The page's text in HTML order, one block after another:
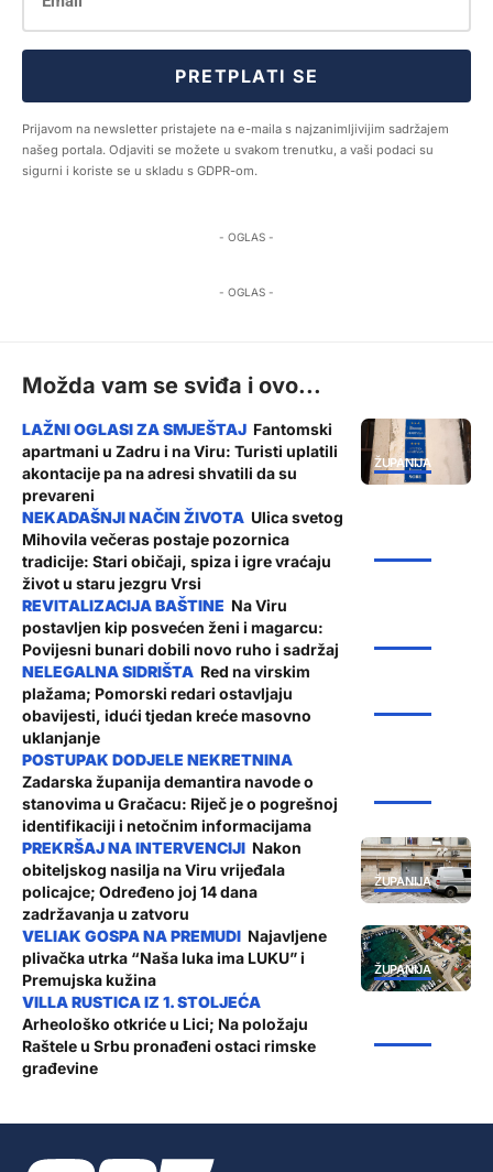
PRETPLATI SE
Prijavom na newsletter pristajete na e-maila s najzanimljivijim sadržajem
našeg portala. Odjaviti se možete u svakom trenutku, a vaši podaci su
sigurni i koriste se u skladu s GDPR-om.
- OGLAS -
- OGLAS -
Možda vam se sviđa i ovo...
ŽUPANIJA
Fantomski
apartmani u Zadru i na Viru: Turisti uplatili
akontacije pa na adresi shvatili da su
prevareni
Ulica svetog
Mihovila večeras postaje pozornica
tradicije: Stari običaji, spiza i igre vraćaju
život u staru jezgru Vrsi
Na Viru
postavljen kip posvećen ženi i magarcu:
Povijesni bunari dobili novo ruho i sadržaj
Red na virskim
plažama; Pomorski redari ostavljaju
obavijesti, idući tjedan kreće masovno
uklanjanje
Zadarska županija demantira navode o
stanovima u Gračacu: Riječ je o pogrešnoj
identifikaciji i netočnim informacijama
ŽUPANIJA
Nakon
obiteljskog nasilja na Viru vrijeđala
policajce; Određeno joj 14 dana
zadržavanja u zatvoru
ŽUPANIJA
Najavljene
plivačka utrka “Naša luka ima LUKU” i
Premujska kužina
Arheološko otkriće u Lici; Na položaju
Raštele u Srbu pronađeni ostaci rimske
građevine